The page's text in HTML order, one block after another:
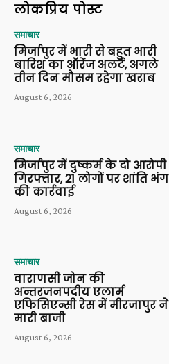
लोकप्रिय पोस्ट
समाचार
मिर्जापुर में भारी से बहुत भारी
बारिश का ऑरेंज अलर्ट, अगले
तीन दिन मौसम रहेगा खराब
August 6, 2026
समाचार
मिर्जापुर में दुष्कर्म के दो आरोपी
गिरफ्तार, 21 लोगों पर शांति भंग
की कार्रवाई
August 6, 2026
समाचार
वाराणसी जोन की
अन्तरजनपदीय एलार्म
एफिसिएन्सी रेस में मीरजापुर ने
मारी बाजी
August 6, 2026